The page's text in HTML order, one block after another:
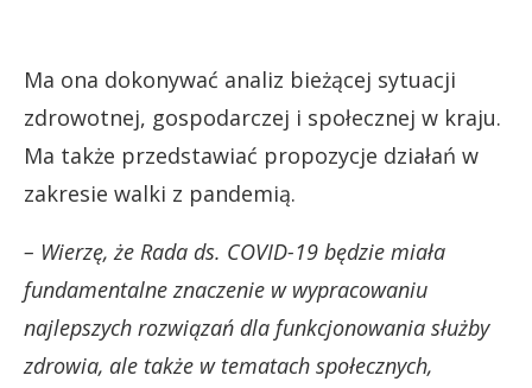
Ma ona dokonywać analiz bieżącej sytuacji
zdrowotnej, gospodarczej i społecznej w kraju.
Ma także przedstawiać propozycje działań w
zakresie walki z pandemią.
– Wierzę, że Rada ds. COVID-19 będzie miała
fundamentalne znaczenie w wypracowaniu
najlepszych rozwiązań dla funkcjonowania służby
zdrowia, ale także w tematach społecznych,